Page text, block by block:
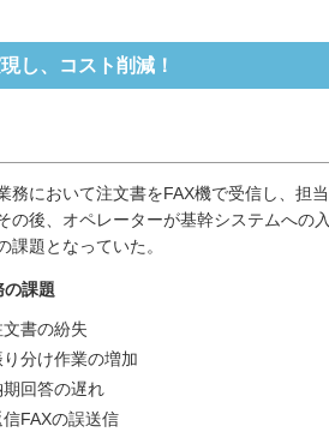
し、コスト削減！
務において注文書をFAX機で受信し、担
の後、オペレーターが基幹システムへの
課題となっていた。
の課題
文書の紛失
り分け作業の増加
期回答の遅れ
信FAXの誤送信